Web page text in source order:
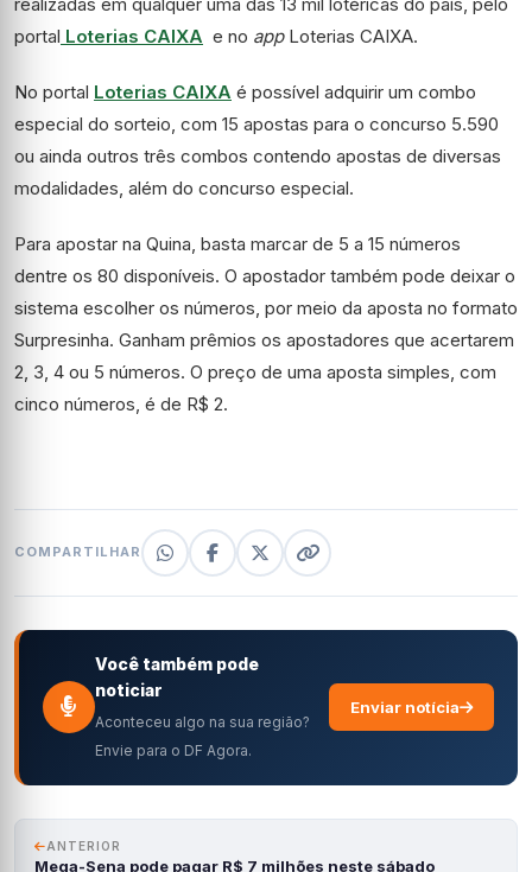
portal Loterias CAIXA e no appLoterias CAIXA.
No portal Loterias CAIXA é possível adquirir um combo
especial do sorteio, com 15 apostas para o concurso 5.590
ou ainda outros três combos contendo apostas de diversas
modalidades, além do concurso especial.
Para apostar na Quina, basta marcar de 5 a 15 números
dentre os 80 disponíveis. O apostador também pode deixar o
sistema escolher os números, por meio da aposta no formato
Surpresinha. Ganham prêmios os apostadores que acertarem
2, 3, 4 ou 5 números. O preço de uma aposta simples, com
cinco números, é de R$ 2.
COMPARTILHAR
Você também pode
noticiar
Aconteceu algo na sua região?
Envie para o DF Agora.
Enviar notícia
ANTERIOR
Mega-Sena pode pagar R$ 7 milhões neste sábado